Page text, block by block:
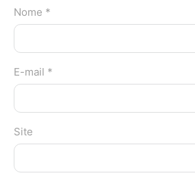
Nome *
E-mail *
Site